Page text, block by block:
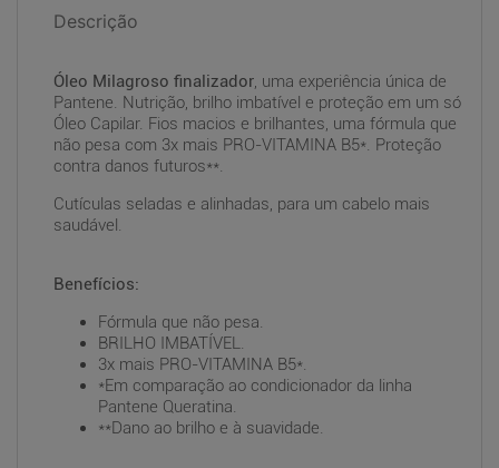
Descrição
Óleo Milagroso finalizador, uma experiência única de
Pantene. Nutrição, brilho imbatível e proteção em um só
Óleo Capilar. Fios macios e brilhantes, uma fórmula que
não pesa com 3x mais PRO-VITAMINA B5*. Proteção
contra danos futuros**.
Cutículas seladas e alinhadas, para um cabelo mais
saudável.
Benefícios:
Fórmula que não pesa.
BRILHO IMBATÍVEL.
3x mais PRO-VITAMINA B5*.
*Em comparação ao condicionador da linha
Pantene Queratina.
**Dano ao brilho e à suavidade.